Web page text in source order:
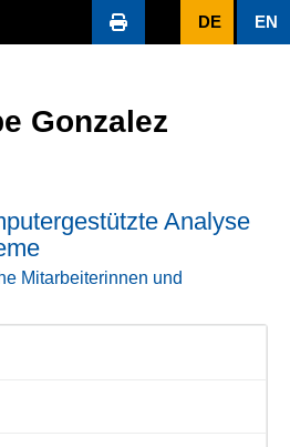
DE EN
Gonzalez
Analyse
Mitarbeiterinnen und